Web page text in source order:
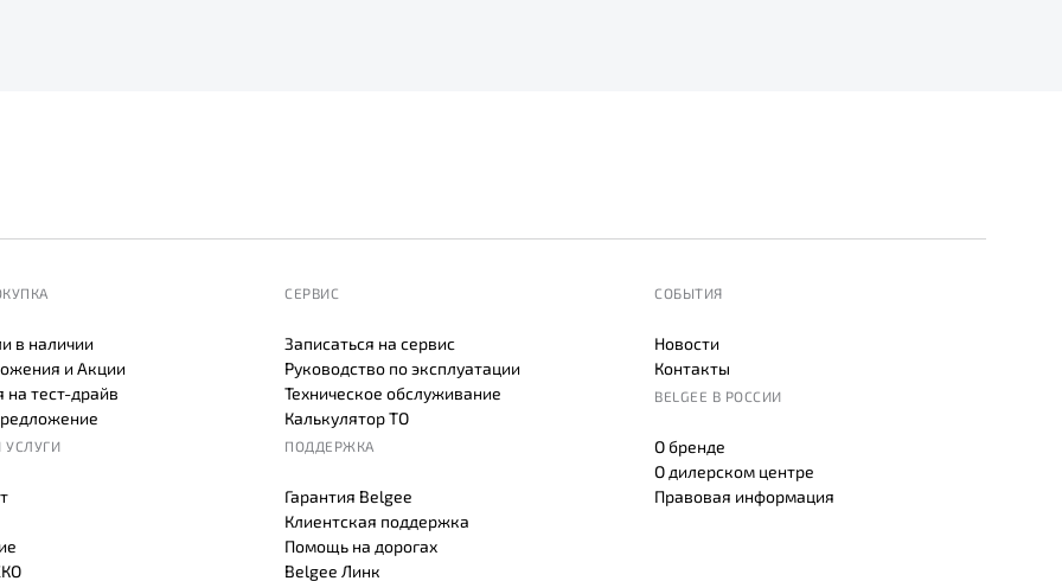
в наличии
и Акции
на тест-драйв
СЕРВИС
Записаться на сервис
Руководство по эксплуатации
Техническое обслуживание
Калькулятор ТО
ПОДДЕРЖКА
Гарантия Belgee
Клиентская поддержка
Помощь на дорогах
Belgee Линк
СОБЫТИЯ
Новости
Контакты
BELGEE В РОССИИ
О бренде
О дилерском центре
Правовая информация